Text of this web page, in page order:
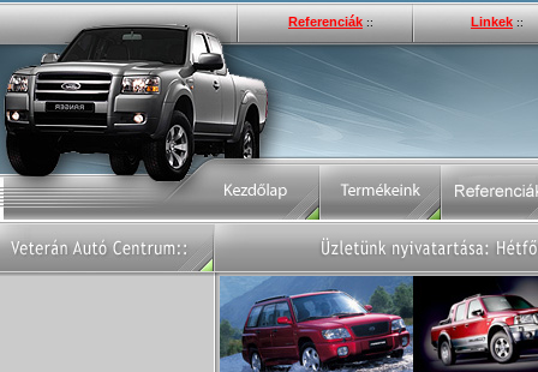
Referenciák :: Linkek ::